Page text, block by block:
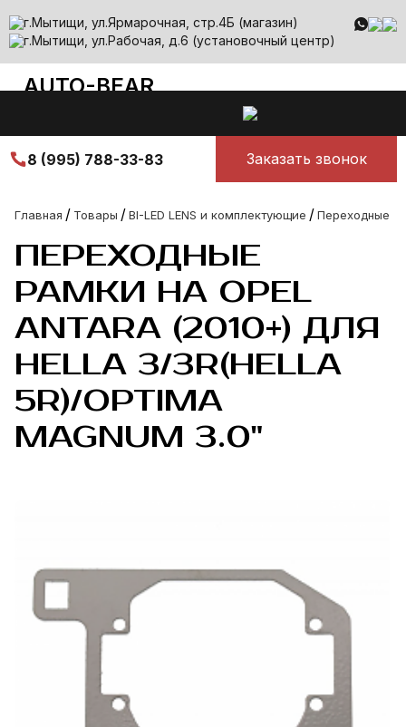
г.Мытищи, ул.Ярмарочная, стр.4Б (магазин)
г.Мытищи, ул.Рабочая, д.6 (установочный центр)
AUTO-BEAR
auto-bear@yandex.ru
8 (995) 788-33-83 Заказать звонок
Главная / Товары /BI-LED LENS и комплектующие /Переходные
ПЕРЕХОДНЫЕ
РАМКИ НА OPEL
ANTARA (2010+) ДЛЯ
HELLA 3/3R(HELLA
5R)/OPTIMA
MAGNUM 3.0"